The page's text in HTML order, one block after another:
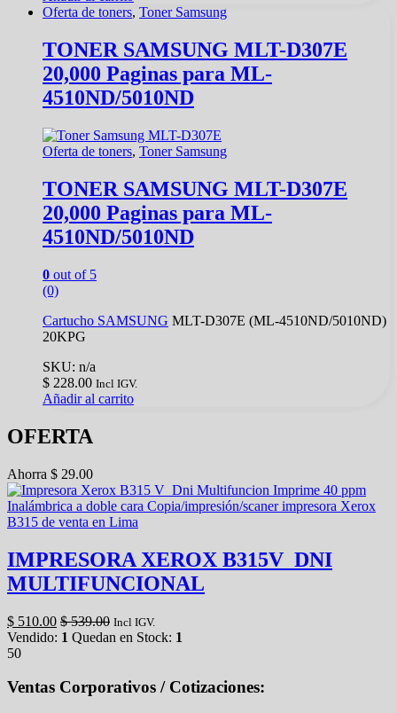
Oferta de toners, Toner Samsung
TONER SAMSUNG MLT-D307E
20,000 Paginas para ML-
4510ND/5010ND
Oferta de toners, Toner Samsung
TONER SAMSUNG MLT-D307E
20,000 Paginas para ML-
4510ND/5010ND
0 out of 5
(0)
Cartucho SAMSUNG MLT-D307E (ML-4510ND/5010ND)
20KPG
SKU: n/a
$ 228.00 Incl IGV.
Añadir al carrito
OFERTA
Ahorra $ 29.00
IMPRESORA XEROX B315V_DNI
MULTIFUNCIONAL
$ 510.00 $539.00 Incl IGV.
Vendido: 1 Quedan en Stock: 1
50
Ventas Corporativos / Cotizaciones: